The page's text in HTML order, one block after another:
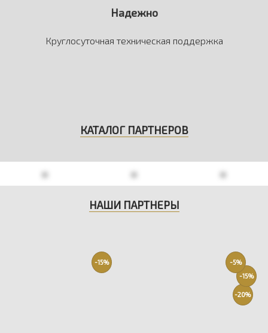
Надежно
Круглосуточная техническая поддержка
КАТАЛОГ ПАРТНЕРОВ
НАШИ ПАРТНЕРЫ
-15%
-5%
-15%
-20%